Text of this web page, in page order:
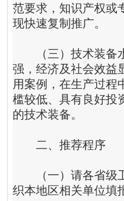
范要求，知识产权或
现快速复制推广。
（三）技术装备水
强，经济及社会效益
用案例，在生产过程
槛较低、具有良好投
的技术装备。
二、 推荐程序
（一）请各省级卫
织本地区相关单位填